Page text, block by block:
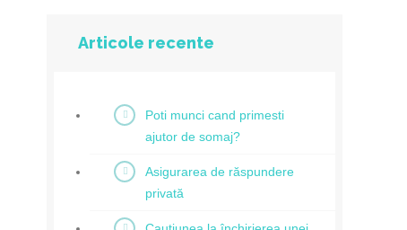
Articole recente
Poti munci cand primesti
ajutor de somaj?
Asigurarea de răspundere
privată